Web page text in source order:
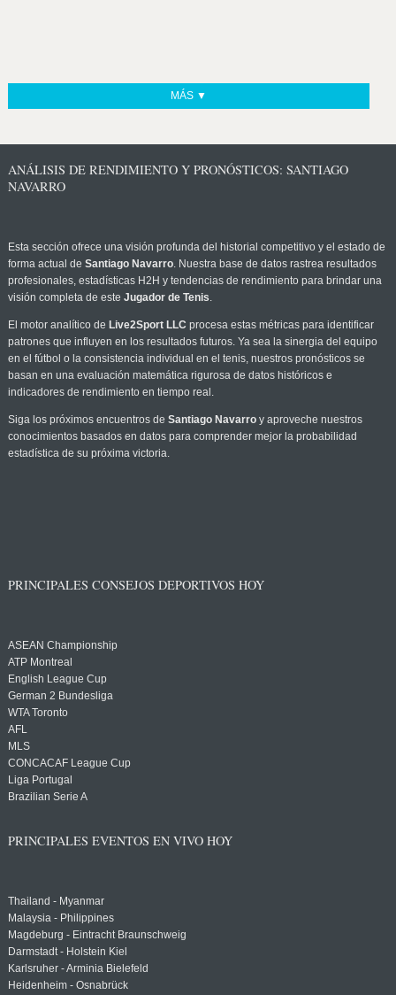
MÁS ▼
ANÁLISIS DE RENDIMIENTO Y PRONÓSTICOS: SANTIAGO
NAVARRO
Esta sección ofrece una visión profunda del historial competitivo y el estado de
forma actual de Santiago Navarro. Nuestra base de datos rastrea resultados
profesionales, estadísticas H2H y tendencias de rendimiento para brindar una
visión completa de este Jugador de Tenis.
El motor analítico de Live2Sport LLC procesa estas métricas para identificar
patrones que influyen en los resultados futuros. Ya sea la sinergia del equipo
en el fútbol o la consistencia individual en el tenis, nuestros pronósticos se
basan en una evaluación matemática rigurosa de datos históricos e
indicadores de rendimiento en tiempo real.
Siga los próximos encuentros de Santiago Navarroy aproveche nuestros
conocimientos basados en datos para comprender mejor la probabilidad
estadística de su próxima victoria.
PRINCIPALES CONSEJOS DEPORTIVOS HOY
ASEAN Championship
ATP Montreal
English League Cup
German 2 Bundesliga
WTA Toronto
AFL
MLS
CONCACAF League Cup
Liga Portugal
Brazilian Serie A
PRINCIPALES EVENTOS EN VIVO HOY
Thailand - Myanmar
Malaysia - Philippines
Magdeburg - Eintracht Braunschweig
Darmstadt - Holstein Kiel
Karlsruher - Arminia Bielefeld
Heidenheim - Osnabrück